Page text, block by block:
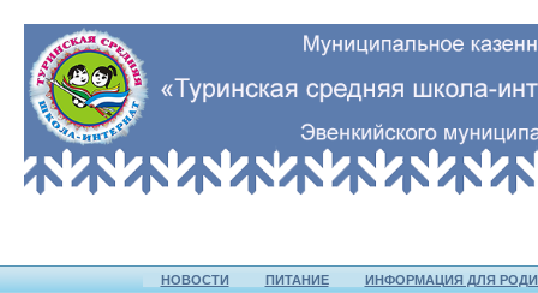
НОВОСТИ ПИТАНИЕ ИНФОРМАЦИЯ ДЛЯ